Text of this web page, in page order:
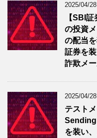
2025/04/28
【SBI
の投資
の配当
証券を
詐欺メ
2025/04/28
テスト
Sending
を装い